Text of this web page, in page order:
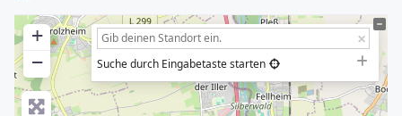
+
−
Suche durch Eingabetaste starten